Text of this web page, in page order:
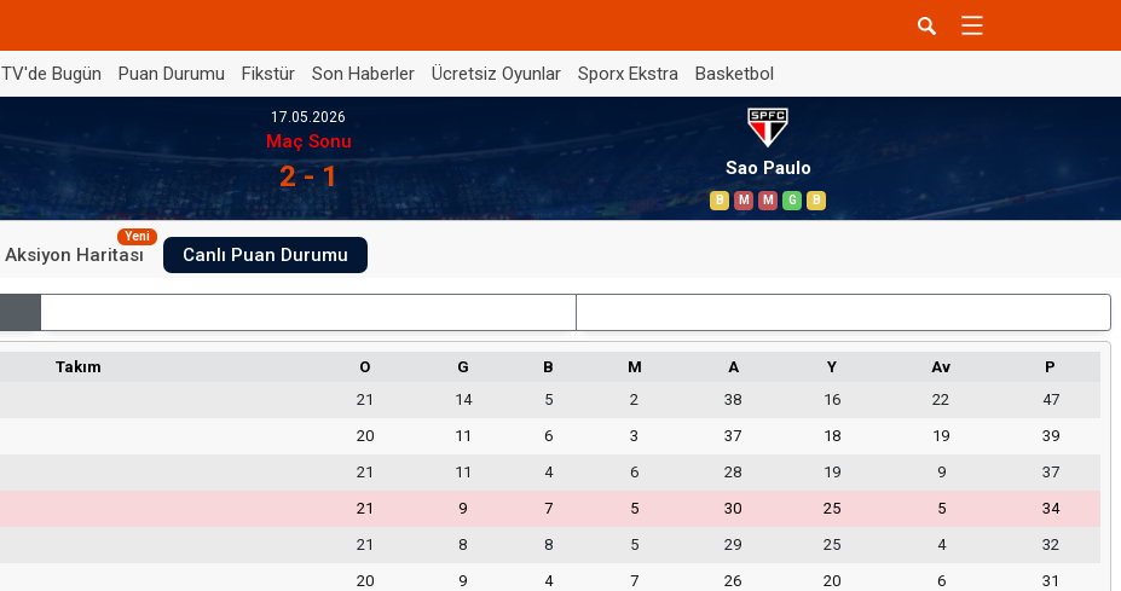
TV'de Bugün Puan Durumu Fikstür Son Haberler Ücretsiz Oyunlar Sporx Ekstra Basketbol
17.05.2026
Maç Sonu
2 - 1 Sao Paulo
B M M G B
Aksiyon Haritası
Yeni
Canlı Puan Durumu
Takım O G B M A Y Av
P
21 14 5 2 38 16 22
47
20 11 6 3 37 18 19
39
21 11 4 6 28 19 9
37
21 9 7 5 30 25 5
34
21 8 8 5 29 25 4
32
20 9 4 7 26 20 6
31